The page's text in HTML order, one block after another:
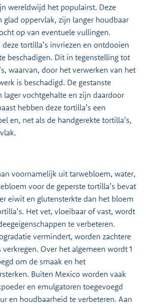
wereldwijd het populairst. Deze
glad oppervlak, zijn langer houdbaar
op van eventuele vullingen.
tortilla’s invriezen en ontdooien
beschadigen. Dit in tegenstelling tot
waarvan, door het verwerken van het
is beschadigd. De gestanste
lager vochtgehalte en zijn daardoor
hebben deze tortilla’s een
en, net als de handgerekte tortilla’s,
voornamelijk uit tarwebloem, water,
voor de geperste tortilla’s bevat
eiwit en glutensterkte dan het bloem
Het vet, vloeibaar of vast, wordt
te verbeteren.
vermindert, worden zachtere
Over het algemeen wordt 1
om de smaak en het
Buiten Mexico worden vaak
en emulgatoren toegevoegd
en houdbaarheid te verbeteren. Aan